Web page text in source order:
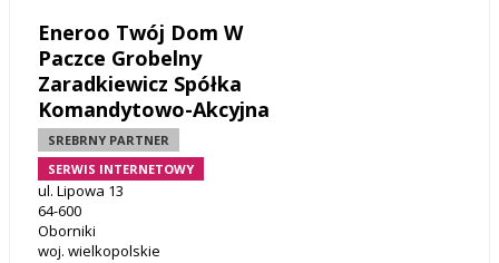
Eneroo Twój Dom W
Paczce Grobelny
Zaradkiewicz Spółka
Komandytowo-Akcyjna
SREBRNY PARTNER
SERWIS INTERNETOWY
ul. Lipowa 13
64-600
Oborniki
woj. wielkopolskie